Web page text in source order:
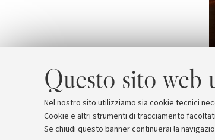
Questo sito web
Nel nostro sito utilizziamo sia cookie tecnici
Cookie e altri strumenti di tracciamento
Se chiudi questo banner continuerai la